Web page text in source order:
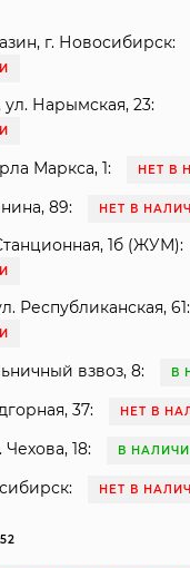
г. Новосибирск:
Нарымская, 23:
Маркса, 1: НЕТ В
89: НЕТ В
1б (ЖУМ):
Республиканская, 61:
взвоз, 8: В
37: НЕТ В
18: В
НЕТ В